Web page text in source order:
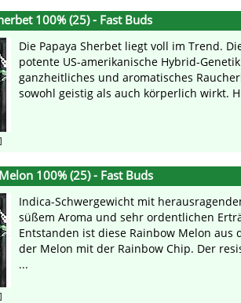
100% (25) - Fast Buds
Die Papaya Sherbet liegt voll im Trend.
potente US-amerikanische Hybrid-
ganzheitliches und aromatisches
sowohl geistig als auch körperlich wirkt.
100% (25) - Fast Buds
Indica-Schwergewicht mit
süßem Aroma und sehr ordentlichen
Entstanden ist diese Rainbow Melon aus
der Melon mit der Rainbow Chip. Der
...